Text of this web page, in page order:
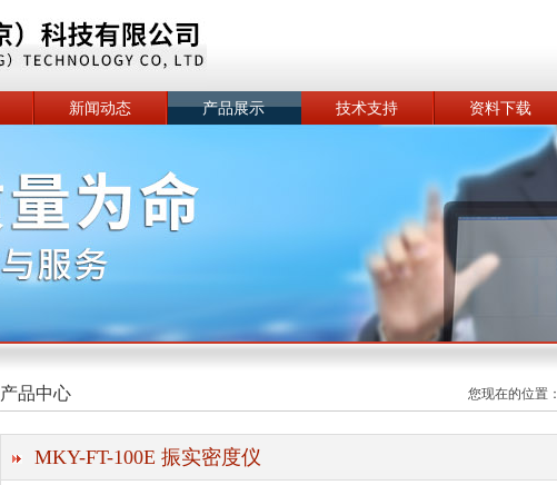
新闻动态 产品展示 技术支持 资料下载
产品中心 您现在的位置：
MKY-FT-100E 振实密度仪